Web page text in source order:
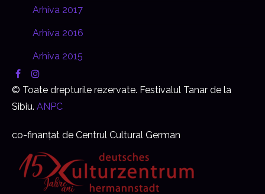
Arhiva 2017
Arhiva 2016
Arhiva 2015
© Toate drepturile rezervate. Festivalul Tanar de la
Sibiu. ANPC
co-finanțat de Centrul Cultural German